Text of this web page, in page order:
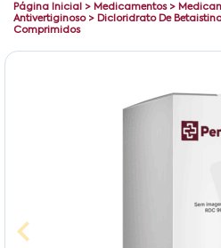
Página Inicial > Medicamentos>
Antivertiginoso> Dicloridrato De
Comprimidos